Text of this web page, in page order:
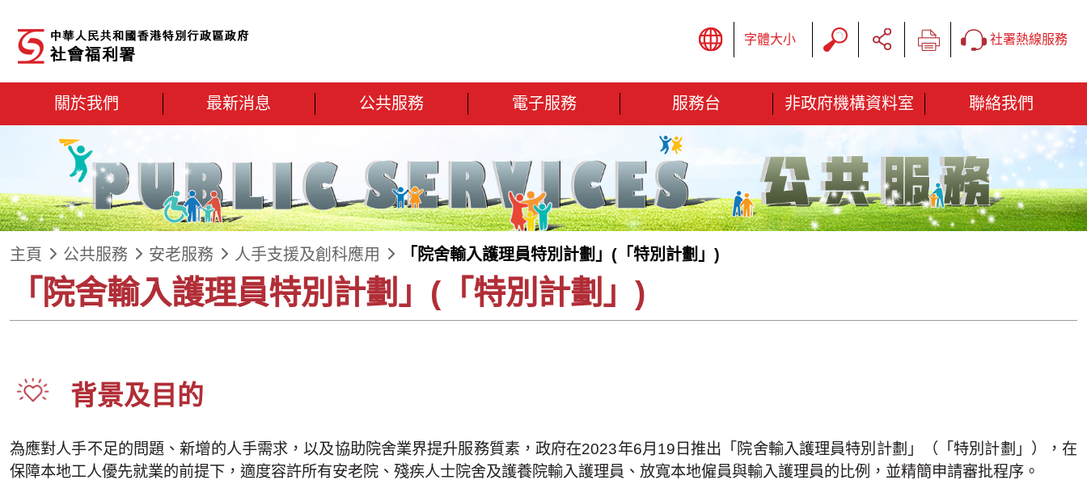
字體大小 社署熱線服務
關於我們 最新消息 公共服務 電子服務 服務台 非政府機構資料室 聯絡我們
主頁 公共服務 安老服務 人手支援及創科應用 「院舍輸入護理員特別計劃」(「特別計劃」)
「院舍輸入護理員特別計劃」(「特別計劃」)
背景及目的
為應對人手不足的問題、新增的人手需求，以及協助院舍業界提升服務質素，政府在2023年6月19日推出「院舍輸入護理員特別計劃」（「特別計劃」），在
保障本地工人優先就業的前提下，適度容許所有安老院、殘疾人士院舍及護養院輸入護理員、放寬本地僱員與輸入護理員的比例，並精簡申請審批程序。